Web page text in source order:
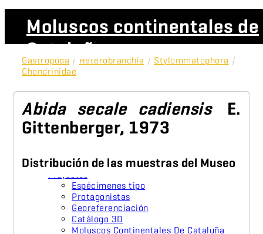
Moluscos continentales de
Cataluña
Gastropoda / Heterobranchia / Stylommatophora /
Chondrinidae
Abida secale cadiensis
E.
Gittenberger, 1973
Distribución de las muestras del Museo